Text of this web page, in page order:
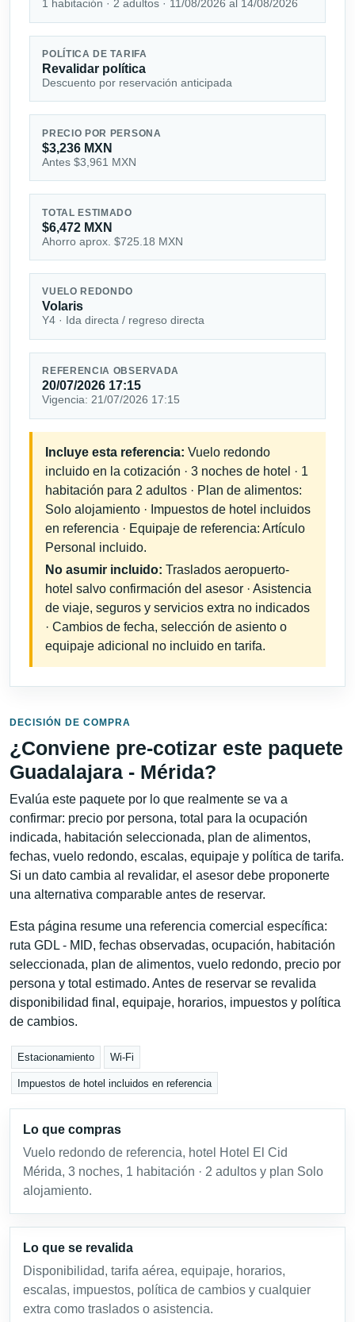
1 habitación · 2 adultos · 11/08/2026 al 14/08/2026
POLÍTICA DE TARIFA
Revalidar política
Descuento por reservación anticipada
PRECIO POR PERSONA
$3,236 MXN
Antes $3,961 MXN
TOTAL ESTIMADO
$6,472 MXN
Ahorro aprox. $725.18 MXN
VUELO REDONDO
Volaris
Y4 · Ida directa / regreso directa
REFERENCIA OBSERVADA
20/07/2026 17:15
Vigencia: 21/07/2026 17:15
Incluye esta referencia: Vuelo redondo
incluido en la cotización · 3 noches de hotel · 1
habitación para 2 adultos · Plan de alimentos:
Solo alojamiento · Impuestos de hotel incluidos
en referencia · Equipaje de referencia: Artículo
Personal incluido.
No asumir incluido: Traslados aeropuerto-
hotel salvo confirmación del asesor · Asistencia
de viaje, seguros y servicios extra no indicados
· Cambios de fecha, selección de asiento o
equipaje adicional no incluido en tarifa.
DECISIÓN DE COMPRA
¿Conviene pre-cotizar este paquete
Guadalajara - Mérida?
Evalúa este paquete por lo que realmente se va a
confirmar: precio por persona, total para la ocupación
indicada, habitación seleccionada, plan de alimentos,
fechas, vuelo redondo, escalas, equipaje y política de tarifa.
Si un dato cambia al revalidar, el asesor debe proponerte
una alternativa comparable antes de reservar.
Esta página resume una referencia comercial específica:
ruta GDL - MID, fechas observadas, ocupación, habitación
seleccionada, plan de alimentos, vuelo redondo, precio por
persona y total estimado. Antes de reservar se revalida
disponibilidad final, equipaje, horarios, impuestos y política
de cambios.
Estacionamiento Wi-Fi
Impuestos de hotel incluidos en referencia
Lo que compras
Vuelo redondo de referencia, hotel Hotel El Cid
Mérida, 3 noches, 1 habitación · 2 adultos y plan Solo
alojamiento.
Lo que se revalida
Disponibilidad, tarifa aérea, equipaje, horarios,
escalas, impuestos, política de cambios y cualquier
extra como traslados o asistencia.